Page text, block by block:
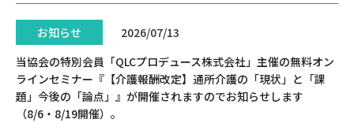
お知らせ
2026/07/13
当協会の特別会員「QLCプロデュース株式会社」主催の無料オン
ラインセミナー『【介護報酬改定】通所介護の「現状」と「課
題」今後の「論点」』が開催されますのでお知らせします
（8/6・8/19開催）。